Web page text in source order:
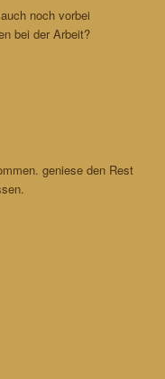
noch vorbei
bei der Arbeit?
geniese den Rest